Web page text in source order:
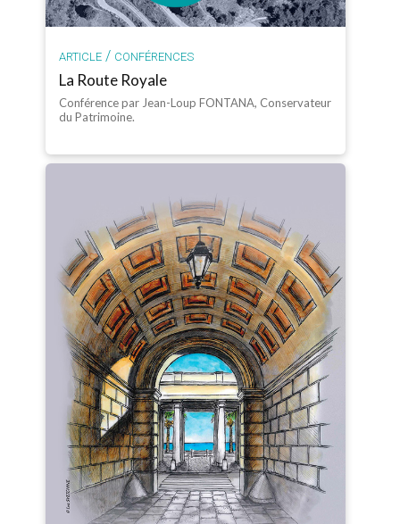
ARTICLE / CONFÉRENCES
La Route Royale
Conférence par Jean-Loup FONTANA, Conservateur
du Patrimoine.